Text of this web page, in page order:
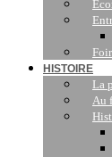
HISTOIRE
La
Au